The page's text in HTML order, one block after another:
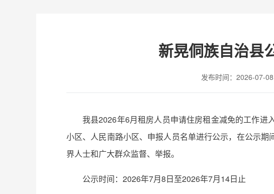
新晃侗族自治县
发布时间：2026-07-
我县2026年6月租房人员申请住房租金减免的工作
小区、人民南路小区、申报人员名单进行公示，在公示
界人士和广大群众监督、举报。
公示时间：2026年7月8日至2026年7月14日止